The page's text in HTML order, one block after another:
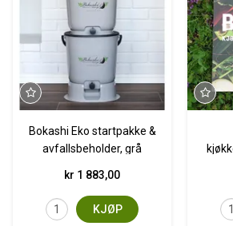
Bokashi Eko startpakke &
avfallsbeholder, grå
kr 1 883,00
KJØP